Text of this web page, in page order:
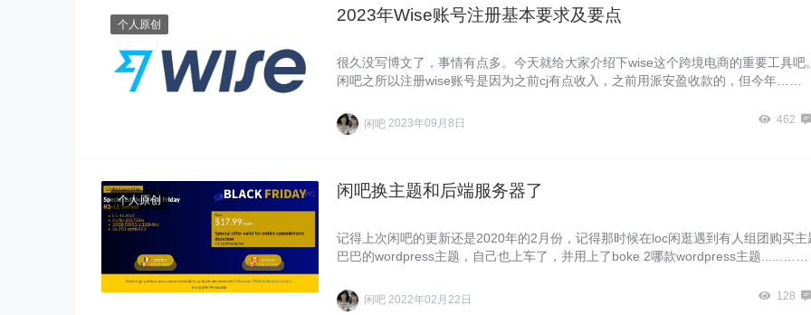
个人原创 2023年Wise账号注册基本要求及要点
很久没写博文了，事情有点多。今天就给大家介绍下wise这个跨境电商的重要工具吧。
闲吧之所以注册wise账号是因为之前cj有点收入，之前用派安盈收款的，但今年……
闲吧 2023年09月8日 462
个人原创 闲吧换主题和后端服务器了
记得上次闲吧的更新还是2020年的2月份，记得那时候在loc闲逛遇到有人组团购买主
巴巴的wordpress主题，自己也上车了，并用上了boke 2哪款wordpress主题......……
闲吧 2022年02月22日 128